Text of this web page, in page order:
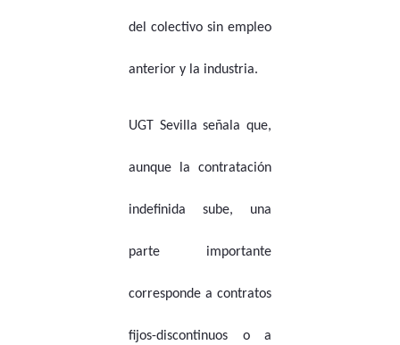
del colectivo sin empleo
anterior y la industria.
UGT Sevilla señala que,
aunque la contratación
indefinida sube, una
parte importante
corresponde a contratos
fijos-discontinuos o a